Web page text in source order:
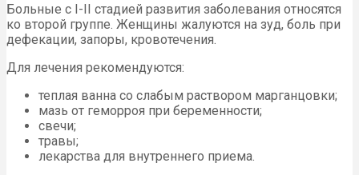
Больные с I-II стадией развития заболевания относятся
ко второй группе. Женщины жалуются на зуд, боль при
дефекации, запоры, кровотечения.
Для лечения рекомендуются:
теплая ванна со слабым раствором марганцовки;
мазь от геморроя при беременности;
свечи;
травы;
лекарства для внутреннего приема.